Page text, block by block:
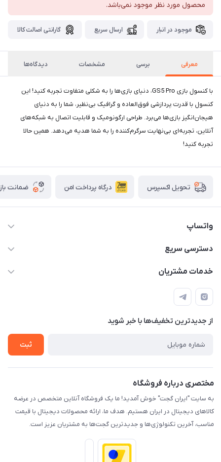
محصول مورد نظر موجود نمی‌باشد.
موجود در انبار ارسال سریع گارانتی اصالت کالا
معرفی برسی مشخصات دیدگاه‌ها
با کنسول بازی GS5 Pro، دنیای بازی‌ها را به شکلی متفاوت تجربه کنید! این
کنسول با قدرت پردازشی فوق‌العاده و گرافیک بی‌نظیر، شما را به دنیای
هیجان‌انگیز بازی‌ها می‌برد. طراحی ارگونومیک و قابلیت اتصال به شبکه‌های
آنلاین، تجربه‌ای بی‌نهایت سرگرم‌کننده را به شما هدیه می‌دهد. همین حالا
تجربه کنید!
تحویل اکسپرس درگاه پرداخت امن ضمانت
واتساپ
09933276933 واتس اپ و اینستاگرام - فقط
دسترسی سریع
حساب کاربری
لیست محصولات
درباره ما
خدمات مشتریان
قوانین و مقررات
حریم خصوصی
راهنما
از جدید‌ترین تخفیف‌ها با‌ خبر شوید
ثبت
مختصری درباره فروشگاه
به سایت "ایران گجت" خوش آمدید! ما یک فروشگاه آنلاین متخصص در عرضه
کالاهای دیجیتال در ایران هستیم. هدف ما، ارائه محصولات دیجیتال با قیمت
مناسب، آخرین تکنولوژی‌ها و جدیدترین گجت‌ها به مشتریان عزیز است.